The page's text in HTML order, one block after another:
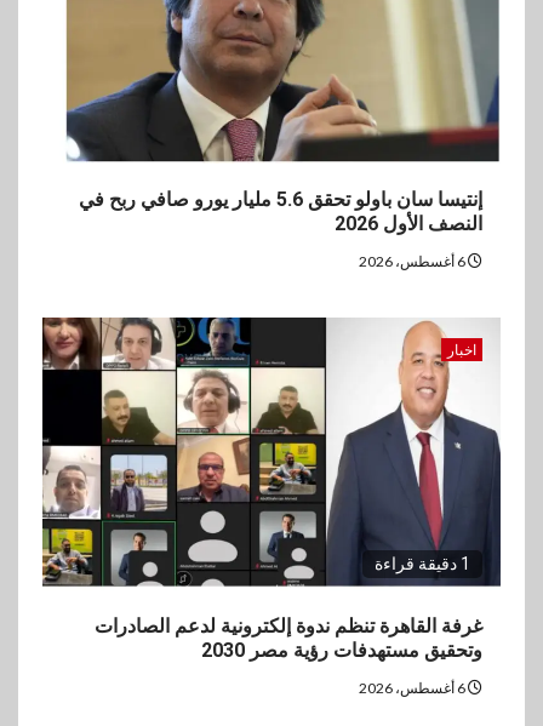
إنتيسا سان باولو تحقق 5.6 مليار يورو صافي ربح في
النصف الأول 2026
اخبار
1 دقيقة قراءة
غرفة القاهرة تنظم ندوة إلكترونية لدعم الصادرات
وتحقيق مستهدفات رؤية مصر 2030